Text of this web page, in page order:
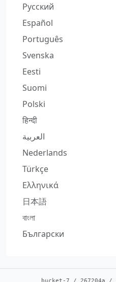
Русский
Español
Português
Svenska
Eesti
Suomi
Polski
हिन्दी
العربية
Nederlands
Türkçe
Ελληνικά
日本語
বাংলা
Български
bucket-7 / 267204a /